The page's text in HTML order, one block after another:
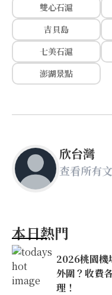
雙心石滬
吉貝島
七美石滬
澎湖景點
欣台灣
查看所有
本日熱門
2026桃園機
外圍？收費
理！